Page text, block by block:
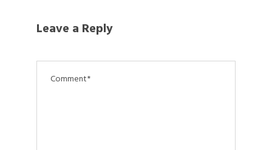
Leave a Reply